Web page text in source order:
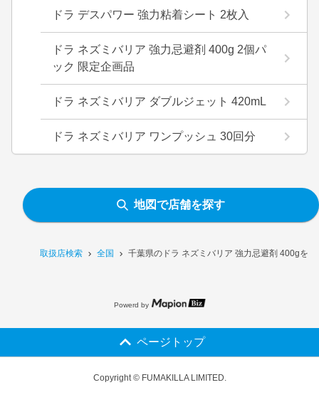
取扱店検索 全国 千葉県のドラ ネズミバリア 強力忌避剤 400gを
ドラ デスパワー 強力粘着シート 2枚入
ドラ ネズミバリア 強力忌避剤 400g 2個パ
ック 限定企画品
ドラ ネズミバリア ダブルジェット 420mL
ドラ ネズミバリア ワンプッシュ 30回分
地図で店舗を探す
Powerd by
ページトップ
Copyright © FUMAKILLA LIMITED.